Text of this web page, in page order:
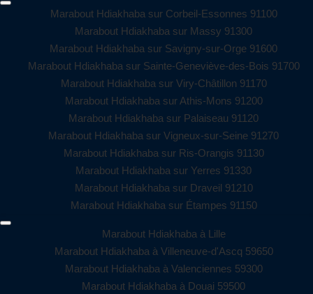
Marabout Hdiakhaba sur Corbeil-Essonnes 91100
Marabout Hdiakhaba sur Massy 91300
Marabout Hdiakhaba sur Savigny-sur-Orge 91600
Marabout Hdiakhaba sur Sainte-Geneviève-des-Bois 91700
Marabout Hdiakhaba sur Viry-Châtillon 91170
Marabout Hdiakhaba sur Athis-Mons 91200
Marabout Hdiakhaba sur Palaiseau 91120
Marabout Hdiakhaba sur Vigneux-sur-Seine 91270
Marabout Hdiakhaba sur Ris-Orangis 91130
Marabout Hdiakhaba sur Yerres 91330
Marabout Hdiakhaba sur Draveil 91210
Marabout Hdiakhaba sur Étampes 91150
Marabout Hdiakhaba à Lille
Marabout Hdiakhaba à Villeneuve-d'Ascq 59650
Marabout Hdiakhaba à Valenciennes 59300
Marabout Hdiakhaba à Douai 59500